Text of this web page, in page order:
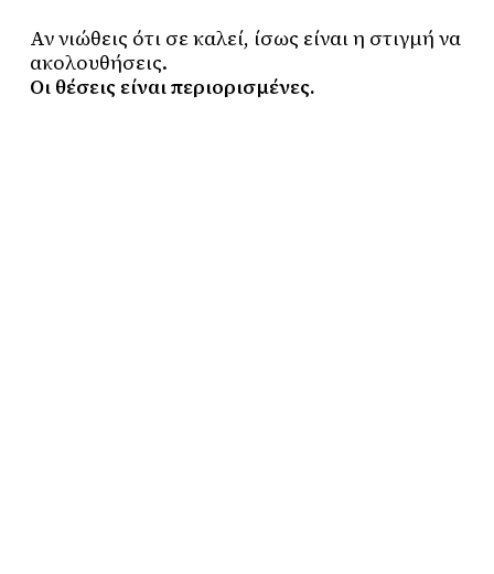
Αν νιώθεις ότι σε καλεί, ίσως είναι η στιγμή να
ακολουθήσεις.
Οι θέσεις είναι περιορισμένες.